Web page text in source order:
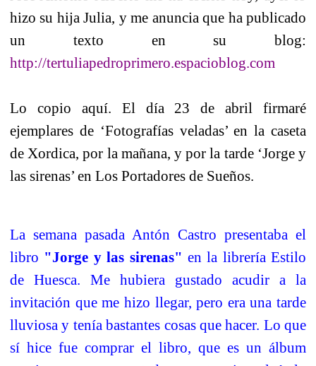
hizo su hija Julia, y me anuncia que ha publicado
un texto en su blog:
http://tertuliapedroprimero.espacioblog.com
Lo copio aquí. El día 23 de abril firmaré
ejemplares de ‘Fotografías veladas’ en la caseta
de Xordica, por la mañana, y por la tarde ‘Jorge y
las sirenas’ en Los Portadores de Sueños.
La semana pasada Antón Castro presentaba el
libro "Jorge y las sirenas" en la librería Estilo
de Huesca. Me hubiera gustado acudir a la
invitación que me hizo llegar, pero era una tarde
lluviosa y tenía bastantes cosas que hacer. Lo que
sí hice fue comprar el libro, que es un álbum